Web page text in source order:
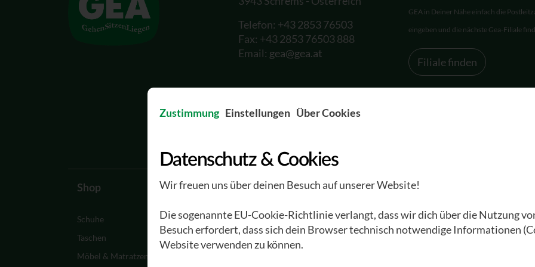
Telefon: +43 2853 76503
Fax: +43 2853 76503 888
Email: gea@gea.at
GEA in Deiner Nähe einfach die
eingeben und die nächste Gea-Filiale
Filiale finden
Shop
Schuhe
Taschen
Möbel & Matratzen
Waldviertler
Ein Paar Waldviertler
entsteht
Unternehmen
Das GEA Universum
Engagement
Schenk auch Du...
Unsere Freunde
Zustimmung Einstellungen Über Cookies
Datenschutz & Cookies
Wir freuen uns über deinen Besuch auf unserer Website!
Die sogenannte EU-Cookie-Richtlinie verlangt, dass wir dich über die Nutzung
Besuch erfordert, dass sich dein Browser technisch notwendige Informationen
Website verwenden zu können.